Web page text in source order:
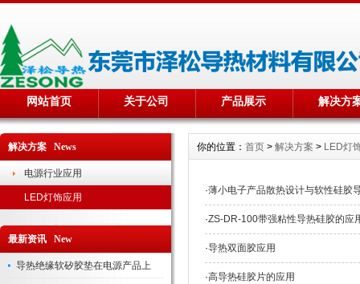
网站首页 关于公司 产品展示 解决方
解决方案 News
电源行业应用
LED灯饰应用
最新资讯 New
导热绝缘软矽胶垫在电源产品上
你的位置： 首页 > 解决方案 > LED灯
·薄小电子产品散热设计与软性硅胶
·ZS-DR-100带强粘性导热硅胶的应
·导热双面胶应用
·高导热硅胶片的应用